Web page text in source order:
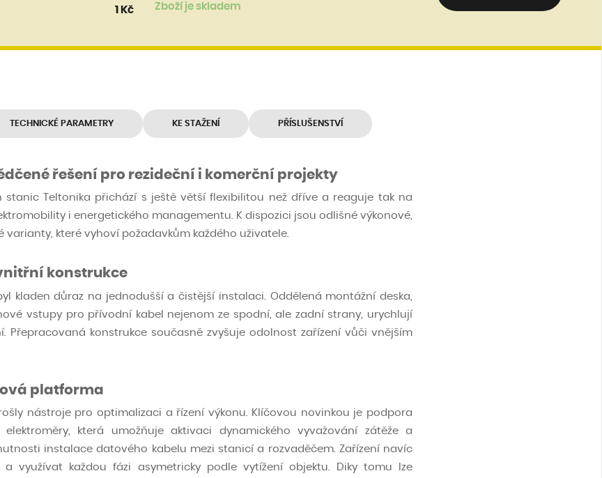
1 Kč
Zboží je skladem
TECHNICKÉ PARAMETRY KE STAŽENÍ PŘÍSLUŠENSTVÍ
řešení pro rezideční i komerční projekty
stanic Teltonika přichází s ještě větší flexibilitou než dříve a reaguje tak na
i energetického managementu. K dispozici jsou odlišné výkonové,
varianty, které vyhoví požadavkům každého uživatele.
konstrukce
kladen důraz na jednodušší a čistější instalaci. Oddělená montážní deska,
vstupy pro přívodní kabel nejenom ze spodní, ale zadní strany, urychlují
Přepracovaná konstrukce současně zvyšuje odolnost zařízení vůči vnějším
platforma
nástroje pro optimalizaci a řízení výkonu. Klíčovou novinkou je podpora
elektroměry, která umožňuje aktivaci dynamického vyvažování zátěže a
instalace datového kabelu mezi stanicí a rozvaděčem. Zařízení navíc
a využívat každou fázi asymetricky podle vytížení objektu. Diky tomu lze